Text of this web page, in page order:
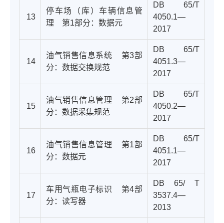
13
停车场（库）车辆信息管
理 第1部分：数据元
DB 65/T
4050.1—
2017
14
油气销售信息系统 第3部
分：数据交换规范
DB 65/T
4051.3—
2017
15
油气销售信息管理 第2部
分：数据采集规范
DB 65/T
4050.2—
2017
16
油气销售信息管理 第1部
分：数据元
DB 65/T
4051.1—
2017
17
车用气瓶电子标识 第4部
分：读写器
DB 65/ T
3537.4—
2013